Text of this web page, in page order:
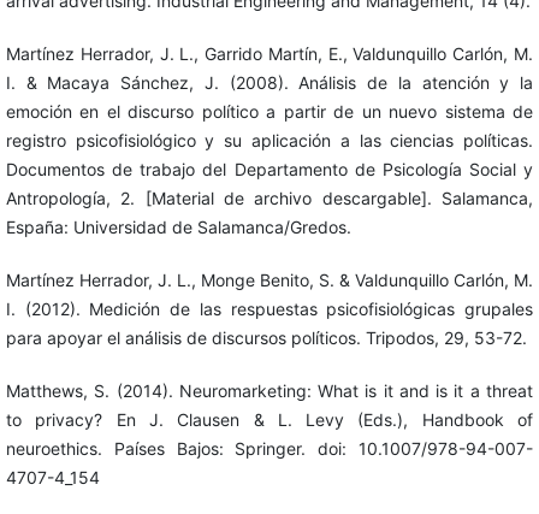
Martínez Herrador, J. L., Garrido Martín, E., Valdunquillo Carlón, M.
I. & Macaya Sánchez, J. (2008). Análisis de la atención y la
emoción en el discurso político a partir de un nuevo sistema de
registro psicofisiológico y su aplicación a las ciencias políticas.
Documentos de trabajo del Departamento de Psicología Social y
Antropología, 2. [Material de archivo descargable]. Salamanca,
España: Universidad de Salamanca/Gredos.
Martínez Herrador, J. L., Monge Benito, S. & Valdunquillo Carlón, M.
I. (2012). Medición de las respuestas psicofisiológicas grupales
para apoyar el análisis de discursos políticos. Tripodos, 29, 53-72.
Matthews, S. (2014). Neuromarketing: What is it and is it a threat
to privacy? En J. Clausen & L. Levy (Eds.), Handbook of
neuroethics. Países Bajos: Springer. doi: 10.1007/978-94-007-
4707-4_154